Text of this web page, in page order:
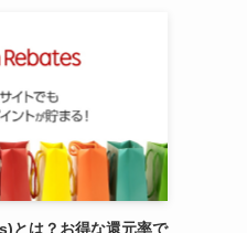
とは？お得な還元率で